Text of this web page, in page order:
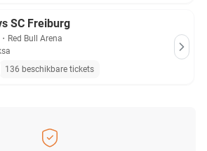
SC Freiburg
・ Red Bull Arena
136 beschikbare tickets